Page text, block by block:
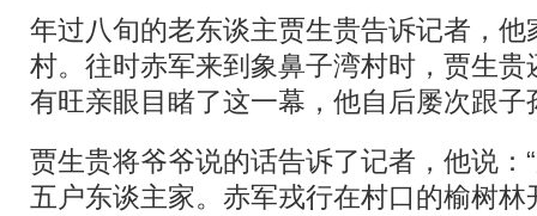
年过八旬的老东谈主贾生贵告诉记者，
村。往时赤军来到象鼻子湾村时，贾生
有旺亲眼目睹了这一幕，他自后屡次跟子
贾生贵将爷爷说的话告诉了记者，他说：
五户东谈主家。赤军戎行在村口的榆树